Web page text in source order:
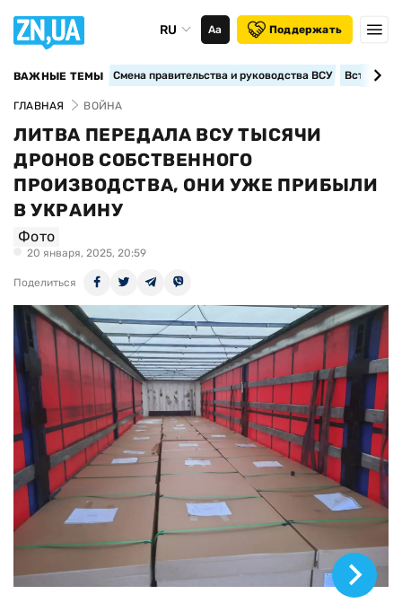
RU Аа Поддержать
ВАЖНЫЕ ТЕМЫ Смена правительства и руководства ВСУ
ГЛАВНАЯ ВОЙНА
ЛИТВА ПЕРЕДАЛА ВСУ ТЫСЯЧИ
ДРОНОВ СОБСТВЕННОГО
ПРОИЗВОДСТВА, ОНИ УЖЕ ПРИБЫЛИ
В УКРАИНУ
Фото
20 января, 2025, 20:59
Поделиться